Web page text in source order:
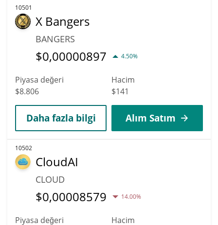
10501
X Bangers
BANGERS
$0,00000897 4.50%
Piyasa değeri
$8.806
Hacim
$141
Daha fazla bilgi Alım Satım
10502
CloudAI
CLOUD
$0,00008579 14.00%
Piyasa değeri
Hacim